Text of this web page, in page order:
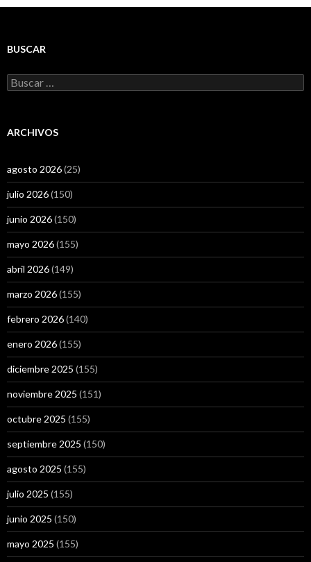
BUSCAR
Buscar:
ARCHIVOS
agosto 2026(25)
julio 2026(150)
junio 2026(150)
mayo 2026(155)
abril 2026(149)
marzo 2026(155)
febrero 2026(140)
enero 2026(155)
diciembre 2025 (155)
noviembre 2025 (151)
octubre 2025 (155)
septiembre 2025 (150)
agosto 2025 (155)
julio 2025 (155)
junio 2025 (150)
mayo 2025 (155)